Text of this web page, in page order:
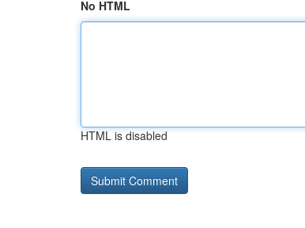
No HTML
HTML is disabled